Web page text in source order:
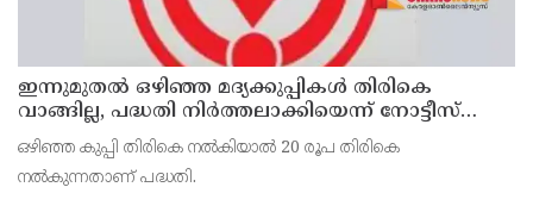
ഇന്നുമുതല്‍ ഒഴിഞ്ഞ മദ്യക്കുപ്പികള്‍ തിരികെ
വാങ്ങില്ല, പദ്ധതി നിര്‍ത്തലാക്കിയെന്ന് നോട്ടീസ്
പ്രദര്‍ശിപ്പിക്കും
ഒഴിഞ്ഞ കുപ്പി തിരികെ നല്‍കിയാല്‍ 20 രൂപ തിരികെ
നല്‍കുന്നതാണ് പദ്ധതി.